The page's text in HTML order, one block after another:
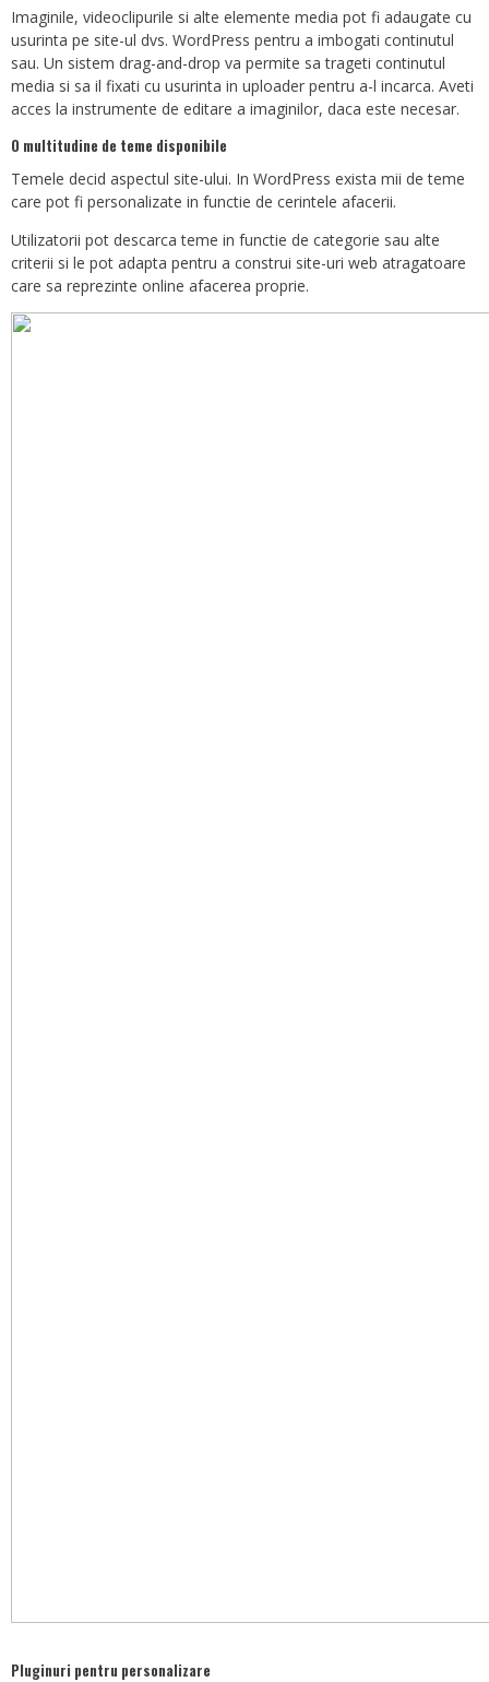
Imaginile, videoclipurile si alte elemente media pot fi adaugate cu
usurinta pe site-ul dvs. WordPress pentru a imbogati continutul
sau. Un sistem drag-and-drop va permite sa trageti continutul
media si sa il fixati cu usurinta in uploader pentru a-l incarca. Aveti
acces la instrumente de editare a imaginilor, daca este necesar.
O multitudine de teme disponibile
Temele decid aspectul site-ului. In WordPress exista mii de teme
care pot fi personalizate in functie de cerintele afacerii.
Utilizatorii pot descarca teme in functie de categorie sau alte
criterii si le pot adapta pentru a construi site-uri web atragatoare
care sa reprezinte online afacerea proprie.
Pluginuri pentru personalizare